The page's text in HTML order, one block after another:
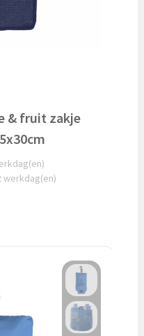
& fruit zakje
werkdag(en)